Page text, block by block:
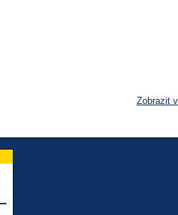
Zobrazit